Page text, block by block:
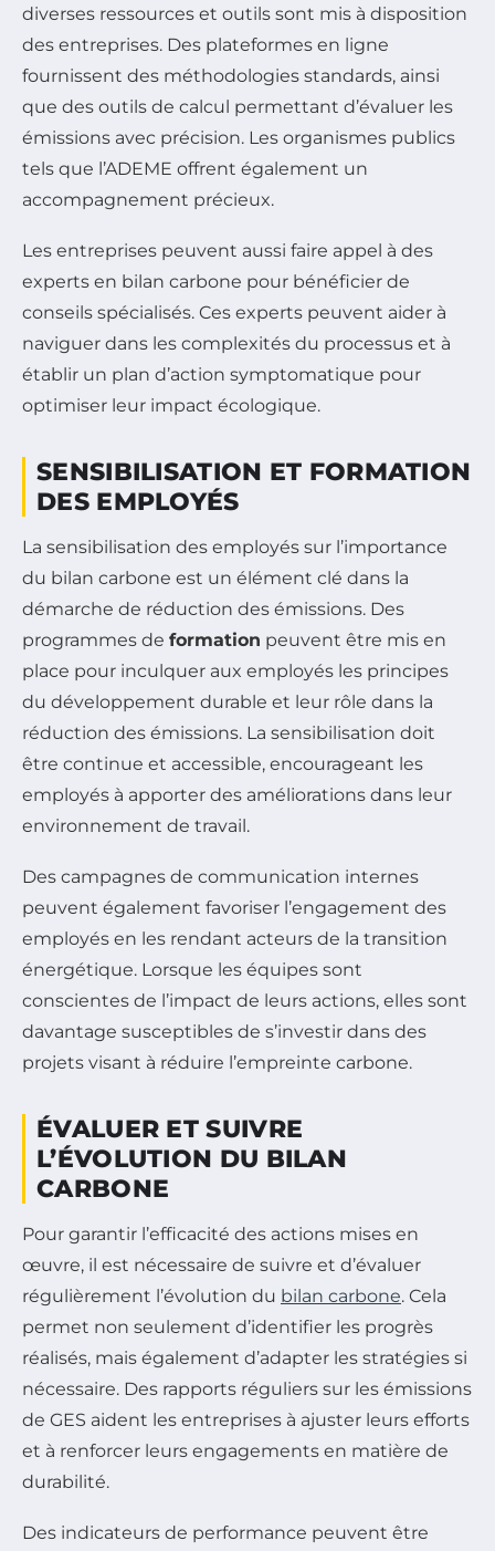
diverses ressources et outils sont mis à disposition
des entreprises. Des plateformes en ligne
fournissent des méthodologies standards, ainsi
que des outils de calcul permettant d’évaluer les
émissions avec précision. Les organismes publics
tels que l’ADEME offrent également un
accompagnement précieux.
Les entreprises peuvent aussi faire appel à des
experts en bilan carbone pour bénéficier de
conseils spécialisés. Ces experts peuvent aider à
naviguer dans les complexités du processus et à
établir un plan d’action symptomatique pour
optimiser leur impact écologique.
SENSIBILISATION ET FORMATION
DES EMPLOYÉS
La sensibilisation des employés sur l’importance
du bilan carbone est un élément clé dans la
démarche de réduction des émissions. Des
programmes de formation peuvent être mis en
place pour inculquer aux employés les principes
du développement durable et leur rôle dans la
réduction des émissions. La sensibilisation doit
être continue et accessible, encourageant les
employés à apporter des améliorations dans leur
environnement de travail.
Des campagnes de communication internes
peuvent également favoriser l’engagement des
employés en les rendant acteurs de la transition
énergétique. Lorsque les équipes sont
conscientes de l’impact de leurs actions, elles sont
davantage susceptibles de s’investir dans des
projets visant à réduire l’empreinte carbone.
ÉVALUER ET SUIVRE
L’ÉVOLUTION DU BILAN
CARBONE
Pour garantir l’efficacité des actions mises en
œuvre, il est nécessaire de suivre et d’évaluer
régulièrement l’évolution du bilan carbone. Cela
permet non seulement d’identifier les progrès
réalisés, mais également d’adapter les stratégies si
nécessaire. Des rapports réguliers sur les émissions
de GES aident les entreprises à ajuster leurs efforts
et à renforcer leurs engagements en matière de
durabilité.
Des indicateurs de performance peuvent être